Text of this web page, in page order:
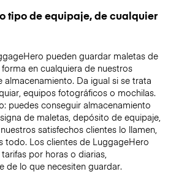
tipo de equipaje, de cualquier
pueden guardar maletas de
en cualquiera de nuestros
Da igual si se trata
equipos fotográficos o mochilas.
puedes conseguir almacenamiento
de maletas, depósito de equipaje,
satisfechos clientes lo llamen,
todo. Los clientes de LuggageHero
por horas o diarias,
de lo que necesiten guardar.